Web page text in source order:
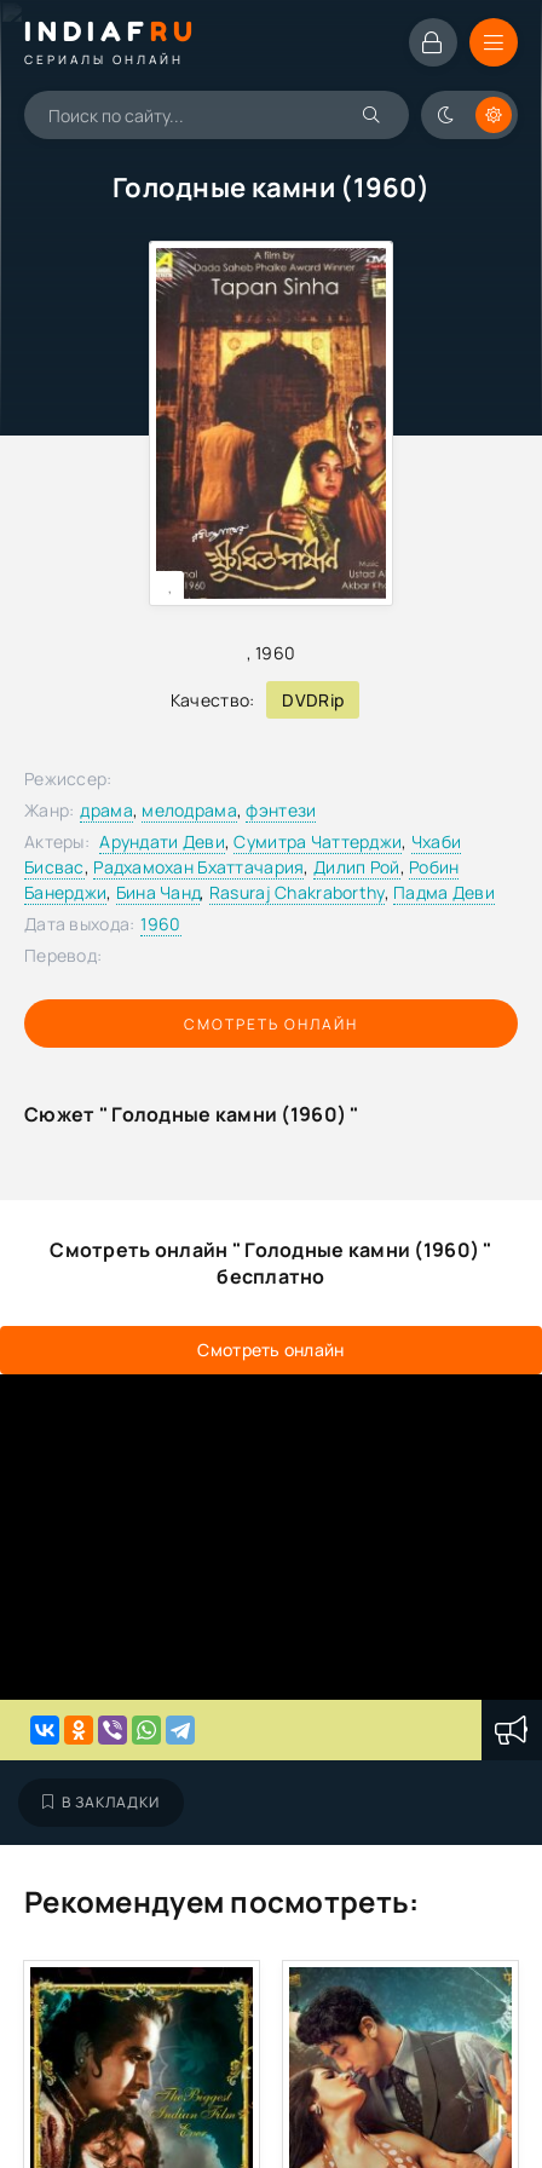
INDIAFRU
СЕРИАЛЫ ОНЛАЙН
Голодные камни (1960)
,1960
Качество: DVDRip
,
СМОТРЕТЬ ОНЛАЙН
Режиссер:
Жанр: драма, мелодрама,фэнтези
Актеры: Арундати Деви,Сумитра Чаттерджи, Чхаби
Бисвас, Радхамохан Бхаттачария, Дилип Рой, Робин
Банерджи, Бина Чанд, Rasuraj Chakraborthy, Падма Деви
Дата выхода: 1960
Перевод:
Сюжет " Голодные камни (1960) "
Смотреть онлайн " Голодные камни (1960) "
бесплатно
Смотреть онлайн
В ЗАКЛАДКИ
Рекомендуем посмотреть: